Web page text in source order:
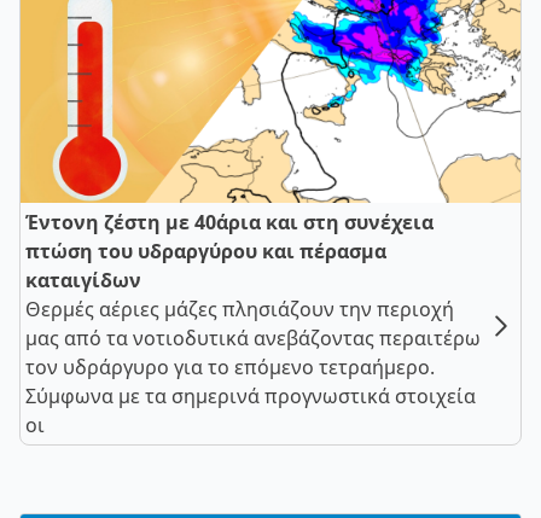
Έντονη ζέστη με 40άρια και στη συνέχεια
πτώση του υδραργύρου και πέρασμα
καταιγίδων
Θερμές αέριες μάζες πλησιάζουν την περιοχή
μας από τα νοτιοδυτικά ανεβάζοντας περαιτέρω
τον υδράργυρο για το επόμενο τετραήμερο.
Σύμφωνα με τα σημερινά προγνωστικά στοιχεία
οι